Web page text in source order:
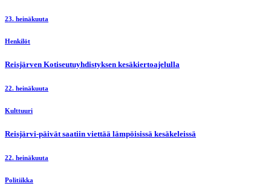
23. heinäkuuta
Henkilöt
Reisjärven Kotiseutuyhdistyksen kesäkiertoajelulla
22. heinäkuuta
Kulttuuri
Reisjärvi-päivät saatiin viettää lämpöisissä kesäkeleissä
22. heinäkuuta
Politiikka